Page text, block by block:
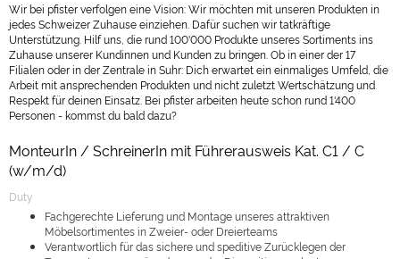
Wir bei pfister verfolgen eine Vision: Wir möchten mit unseren Produkten in
jedes Schweizer Zuhause einziehen. Dafür suchen wir tatkräftige
Unterstützung. Hilf uns, die rund 100'000 Produkte unseres Sortiments ins
Zuhause unserer Kundinnen und Kunden zu bringen. Ob in einer der 17
Filialen oder in der Zentrale in Suhr: Dich erwartet ein einmaliges Umfeld, die
Arbeit mit ansprechenden Produkten und nicht zuletzt Wertschätzung und
Respekt für deinen Einsatz. Bei pfister arbeiten heute schon rund 1'400
Personen - kommst du bald dazu?
MonteurIn / SchreinerIn mit Führerausweis Kat. C1 / C
(w/m/d)
Duty
Fachgerechte Lieferung und Montage unseres attraktiven
Möbelsortimentes in Zweier- oder Dreierteams
Verantwortlich für das sichere und speditive Zurücklegen der